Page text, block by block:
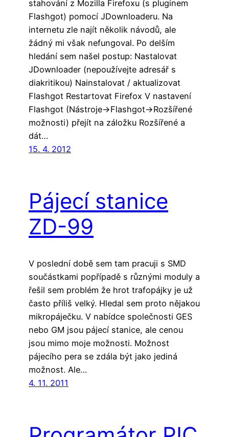
stahování z Mozilla Firefoxu (s pluginem
Flashgot) pomocí JDownloaderu. Na
internetu zle najít několik návodů, ale
žádný mi však nefungoval. Po delším
hledání sem našel postup: Nastalovat
JDownloader (nepoužívejte adresář s
diakritikou) Nainstalovat / aktualizovat
Flashgot Restartovat Firefox V nastavení
Flashgot (Nástroje->Flashgot->Rozšířené
možnosti) přejít na záložku Rozšířené a
dát…
15. 4. 2012
Pájecí stanice
ZD-99
V poslední době sem tam pracuji s SMD
součástkami popřípadě s různými moduly a
řešil sem problém že hrot trafopájky je už
často příliš velký. Hledal sem proto nějakou
mikropáječku. V nabídce společnosti GES
nebo GM jsou pájecí stanice, ale cenou
jsou mimo moje možnosti. Možnost
pájecího pera se zdála být jako jediná
možnost. Ale…
4. 11. 2011